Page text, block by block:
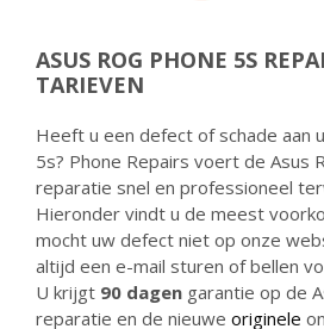
ASUS ROG PHONE 5S
TARIEVEN
Heeft u een defect of schade aan
5s? Phone Repairs voert de Asus
reparatie snel en professioneel
Hieronder vindt u de meest
mocht uw defect niet op onze
altijd een e-mail sturen of bellen
U krijgt 90 dagen garantie op de
reparatie en de nieuwe originele